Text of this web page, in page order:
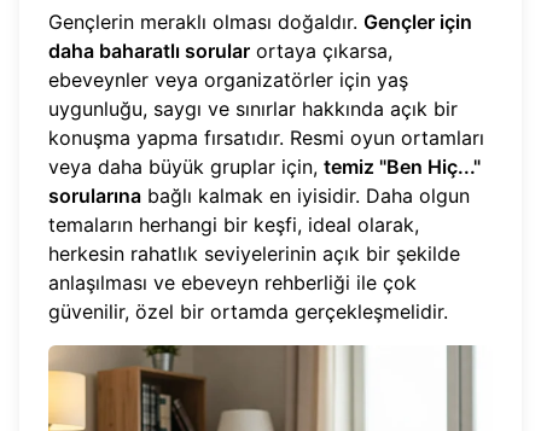
Gençlerin meraklı olması doğaldır. Gençler için
daha baharatlı sorular ortaya çıkarsa,
ebeveynler veya organizatörler için yaş
uygunluğu, saygı ve sınırlar hakkında açık bir
konuşma yapma fırsatıdır. Resmi oyun ortamları
veya daha büyük gruplar için, temiz "Ben Hiç..."
sorularına bağlı kalmak en iyisidir. Daha olgun
temaların herhangi bir keşfi, ideal olarak,
herkesin rahatlık seviyelerinin açık bir şekilde
anlaşılması ve ebeveyn rehberliği ile çok
güvenilir, özel bir ortamda gerçekleşmelidir.